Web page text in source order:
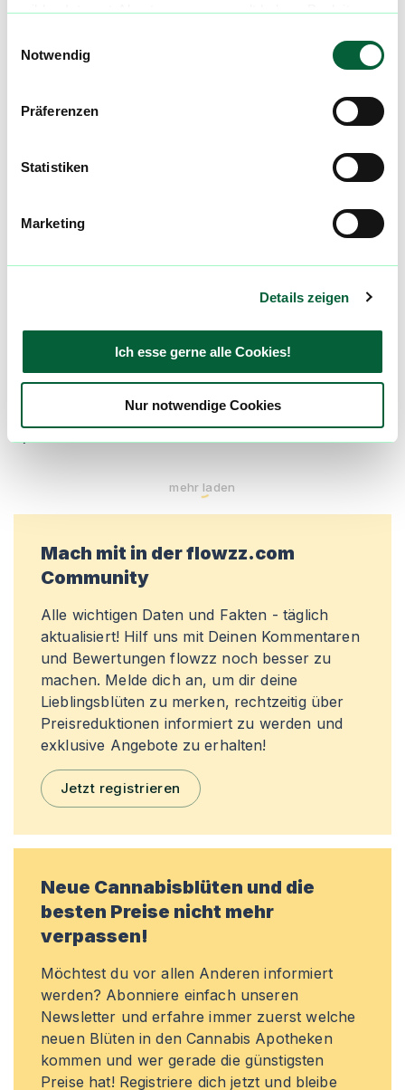
wilden Internet-Abenteuer gesammelt haben. Begleite
Notwendig
Präferenzen
Statistiken
Marketing
Details zeigen
Ich esse gerne alle Cookies!
Nur notwendige Cookies
Die Informationen auf dieser Seite beruhen auf
sind kein Ersatz für professionelle medizinische
Krankheit verwendest.
En Entzündungen
Ch Chronische Schmerzen
Produktbewertungen zu Capri Haze
mehr laden
Mach mit in der flowzz.com
Community
Alle wichtigen Daten und Fakten - täglich
aktualisiert! Hilf uns mit Deinen Kommentaren
und Bewertungen flowzz noch besser zu
machen. Melde dich an, um dir deine
Lieblingsblüten zu merken, rechtzeitig über
Preisreduktionen informiert zu werden und
exklusive Angebote zu erhalten!
Jetzt registrieren
Neue Cannabisblüten und die
besten Preise nicht mehr
verpassen!
Möchtest du vor allen Anderen informiert
werden? Abonniere einfach unseren
Newsletter und erfahre immer zuerst welche
neuen Blüten in den Cannabis Apotheken
kommen und wer gerade die günstigsten
Preise hat! Registriere dich jetzt und bleibe